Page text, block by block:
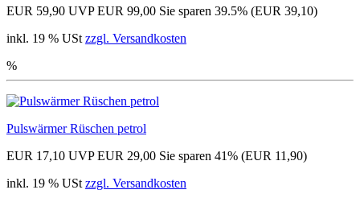
EUR 59,90 UVP EUR 99,00 Sie sparen 39.5% (EUR 39,10)
inkl. 19 % USt zzgl. Versandkosten
%
Pulswärmer Rüschen petrol
EUR 17,10 UVP EUR 29,00 Sie sparen 41% (EUR 11,90)
inkl. 19 % USt zzgl. Versandkosten